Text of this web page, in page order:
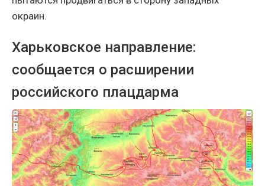
окраин.
Харьковское направление:
сообщается о расширении
российского плацдарма